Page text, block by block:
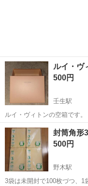
ルイ・ヴ
500円
壬生駅
ルイ・ヴィトンの空箱です。 約35×27×10 靴や
大きさです。
栃木 下都賀郡 壬生
封筒角
500円
野木駅
3袋は未開封で100枚づつ、1袋は80枚